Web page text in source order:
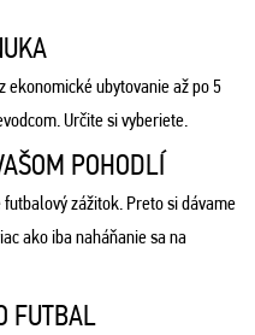
ekonomické ubytovanie až po 5
Určite si vyberiete.
POHODLÍ
zážitok. Preto si dávame
ako iba naháňanie sa na
FUTBAL